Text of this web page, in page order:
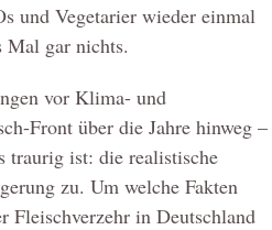
und Vegetarier wieder einmal
Mal gar nichts.
vor Klima- und
Front über die Jahre hinweg –
traurig ist: die realistische
zu. Um welche Fakten
Fleischverzehr in Deutschland